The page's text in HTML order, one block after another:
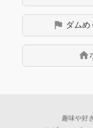
flag ダムめ
home
趣味や好